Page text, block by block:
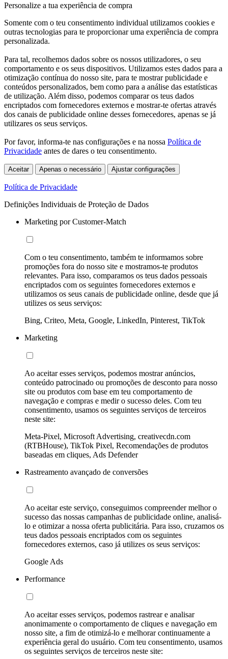
Personalize a tua experiência de compra
Somente com o teu consentimento individual utilizamos cookies e
outras tecnologias para te proporcionar uma experiência de compra
personalizada.
Para tal, recolhemos dados sobre os nossos utilizadores, o seu
comportamento e os seus dispositivos. Utilizamos estes dados para a
otimização contínua do nosso site, para te mostrar publicidade e
conteúdos personalizados, bem como para a análise das estatísticas
de utilização. Além disso, podemos comparar os teus dados
encriptados com fornecedores externos e mostrar-te ofertas através
dos canais de publicidade online desses fornecedores, apenas se já
utilizares os seus serviços.
Por favor, informa-te nas configurações e na nossa Política de
Privacidade antes de dares o teu consentimento.
Aceitar Apenas o necessário Ajustar configurações
Política de Privacidade
Definições Individuais de Proteção de Dados
Marketing por Customer-Match
Com o teu consentimento, também te informamos sobre
promoções fora do nosso site e mostramos-te produtos
relevantes. Para isso, comparamos os teus dados pessoais
encriptados com os seguintes fornecedores externos e
utilizamos os seus canais de publicidade online, desde que já
utilizes os seus serviços:
Bing, Criteo, Meta, Google, LinkedIn, Pinterest, TikTok
Marketing
Ao aceitar esses serviços, podemos mostrar anúncios,
conteúdo patrocinado ou promoções de desconto para nosso
site ou produtos com base em teu comportamento de
navegação e compras e medir o sucesso deles. Com teu
consentimento, usamos os seguintes serviços de terceiros
neste site:
Meta-Pixel, Microsoft Advertising, creativecdn.com
(RTBHouse), TikTok Pixel, Recomendações de produtos
baseadas em cliques, Ads Defender
Rastreamento avançado de conversões
Ao aceitar este serviço, conseguimos compreender melhor o
sucesso das nossas campanhas de publicidade online, analisá-
lo e otimizar a nossa oferta publicitária. Para isso, cruzamos os
teus dados pessoais encriptados com os seguintes
fornecedores externos, caso já utilizes os seus serviços:
Google Ads
Performance
Ao aceitar esses serviços, podemos rastrear e analisar
anonimamente o comportamento de cliques e navegação em
nosso site, a fim de otimizá-lo e melhorar continuamente a
experiência geral do usuário. Com teu consentimento, usamos
os seguintes serviços de terceiros neste site: